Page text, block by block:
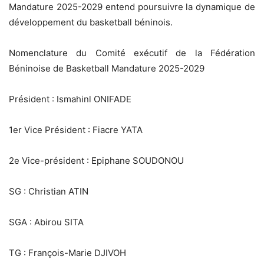
Mandature 2025-2029 entend poursuivre la dynamique de
développement du basketball béninois.
Nomenclature du Comité exécutif de la Fédération
Béninoise de Basketball Mandature 2025-2029
Président : Ismahinl ONIFADE
1er Vice Président : Fiacre YATA
2e Vice-président : Epiphane SOUDONOU
SG : Christian ATIN
SGA : Abirou SITA
TG : François-Marie DJIVOH